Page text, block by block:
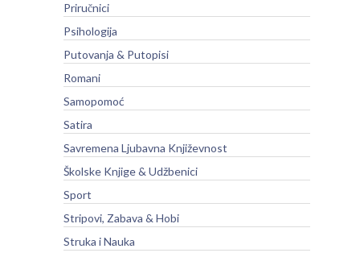
Priručnici
Psihologija
Putovanja & Putopisi
Romani
Samopomoć
Satira
Savremena Ljubavna Književnost
Školske Knjige & Udžbenici
Sport
Stripovi, Zabava & Hobi
Struka i Nauka